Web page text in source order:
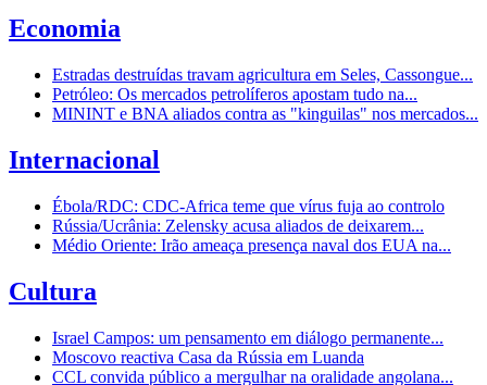
Economia
Estradas destruídas travam agricultura em Seles, Cassongue...
Petróleo: Os mercados petrolíferos apostam tudo na...
MININT e BNA aliados contra as "kinguilas" nos mercados...
Internacional
Ébola/RDC: CDC-Africa teme que vírus fuja ao controlo
Rússia/Ucrânia: Zelensky acusa aliados de deixarem...
Médio Oriente: Irão ameaça presença naval dos EUA na...
Cultura
Israel Campos: um pensamento em diálogo permanente...
Moscovo reactiva Casa da Rússia em Luanda
CCL convida público a mergulhar na oralidade angolana...